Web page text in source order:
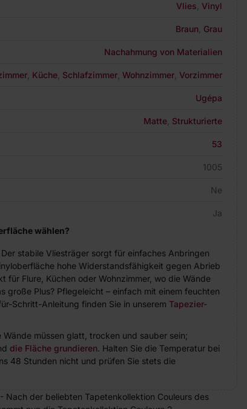
Vlies Vinyl
Braun Grau
Nachahmung von Materialien
Küche Schlafzimmer Wohnzimmer Vorzimmer
Ugépa
Matte Strukturierte
53
1005
Ne
Ja
wählen?
stabile Vliesträger sorgt für einfaches Anbringen
hohe Widerstandsfähigkeit gegen Abrieb
für Flure, Küchen oder Wohnzimmer, wo die Wände
große Plus? Pflegeleicht – einfach mit einem feuchten
Schritt-Anleitung finden Sie in unserem Tapezier-
Wände müssen glatt, trocken und sauber sein;
die Fläche grundieren. Halten Sie die Temperatur bei
48 Stunden nicht und prüfen Sie stets die
Nach der beliebten Tapetenkollektion Couleurs des